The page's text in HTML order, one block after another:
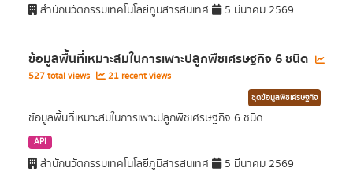
สำนักนวัตกรรมเทคโนโลยีภูมิสารสนเทศ 5 มีนาคม 2569
ข้อมูลพื้นที่เหมาะสมในการเพาะปลูกพืชเศรษฐกิจ 6 ชนิด
527 total views 21 recent views
ชุดข้อมูลพืชเศรษฐกิจ
ข้อมูลพื้นที่เหมาะสมในการเพาะปลูกพืชเศรษฐกิจ 6 ชนิด
API
สำนักนวัตกรรมเทคโนโลยีภูมิสารสนเทศ 5 มีนาคม 2569